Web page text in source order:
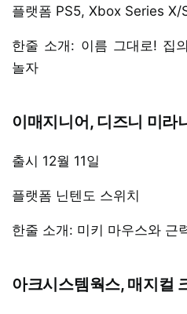
플랫폼 PS5, Xbox Series X/
한줄 소개: 이름 그대로! 집
놀자
이매지니어, 디즈니 미라
출시 12월 11일
플랫폼 닌텐도 스위치
한줄 소개: 미키 마우스와 근
아크시스템웍스, 매지컬